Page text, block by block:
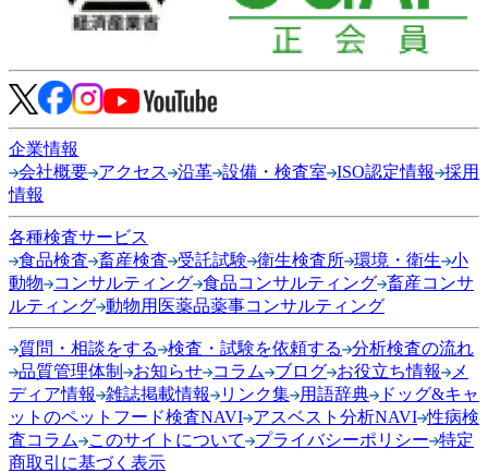
企業情報
会社概要 アクセス 沿革 設備・検査室 ISO認定情報
採用
情報
各種検査サービス
食品検査 畜産検査 受託試験 衛生検査所 環境・衛生 小
動物
コンサルティング 食品コンサルティング 畜産コンサ
ルティング 動物用医薬品薬事コンサルティング
質問・相談をする 検査・試験を依頼する
分析検査の流れ
品質管理体制
お知らせ コラム ブログ お役立ち情報
メ
ディア情報
雑誌掲載情報 リンク集 用語辞典
ドッグ&キャ
ットのペットフード検査NAVI アスベスト分析NAVI 性病検
査コラム
このサイトについて プライバシーポリシー 特定
商取引に基づく表示